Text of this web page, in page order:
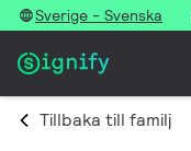
Sverige - Svenska
Tillbaka till familj